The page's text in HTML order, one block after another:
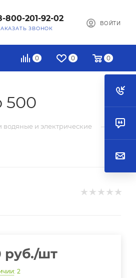
800-201-92-02
ЗВОНОК
ВОЙТИ
0 0 0
500
и электрические —
руб./шт
: 2